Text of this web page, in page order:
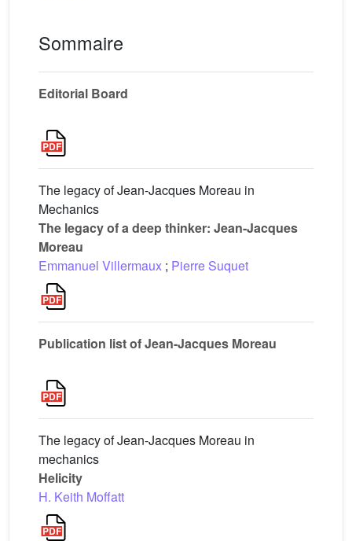
Sommaire
Editorial Board
The legacy of Jean-Jacques Moreau in
Mechanics
The legacy of a deep thinker: Jean-Jacques
Moreau
Emmanuel Villermaux ; Pierre Suquet
Publication list of Jean-Jacques Moreau
The legacy of Jean-Jacques Moreau in
mechanics
Helicity
H. Keith Moffatt